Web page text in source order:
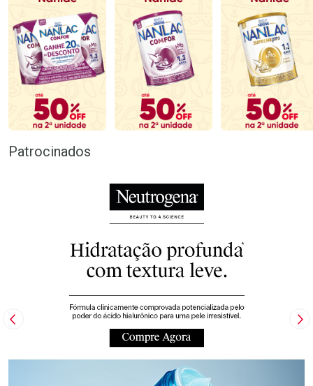
Patrocinados
Imagem Anterior